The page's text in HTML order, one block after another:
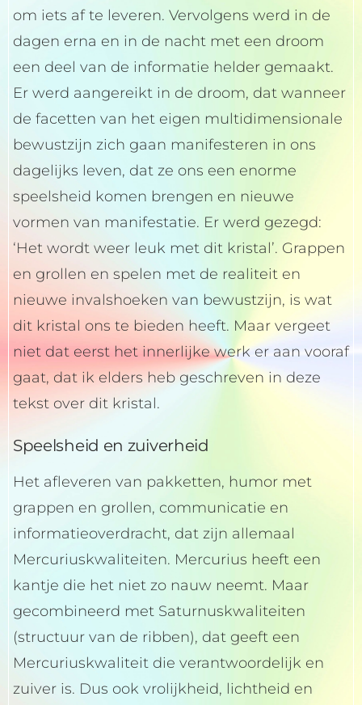
om iets af te leveren. Vervolgens werd in de
dagen erna en in de nacht met een droom
een deel van de informatie helder gemaakt.
Er werd aangereikt in de droom, dat wanneer
de facetten van het eigen multidimensionale
bewustzijn zich gaan manifesteren in ons
dagelijks leven, dat ze ons een enorme
speelsheid komen brengen en nieuwe
vormen van manifestatie. Er werd gezegd:
‘Het wordt weer leuk met dit kristal’. Grappen
en grollen en spelen met de realiteit en
nieuwe invalshoeken van bewustzijn, is wat
dit kristal ons te bieden heeft. Maar vergeet
niet dat eerst het innerlijke werk er aan vooraf
gaat, dat ik elders heb geschreven in deze
tekst over dit kristal.
Speelsheid en zuiverheid
Het afleveren van pakketten, humor met
grappen en grollen, communicatie en
informatieoverdracht, dat zijn allemaal
Mercuriuskwaliteiten. Mercurius heeft een
kantje die het niet zo nauw neemt. Maar
gecombineerd met Saturnuskwaliteiten
(structuur van de ribben), dat geeft een
Mercuriuskwaliteit die verantwoordelijk en
zuiver is. Dus ook vrolijkheid, lichtheid en